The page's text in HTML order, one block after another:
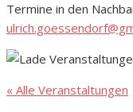
Termine in den
« Alle Veranstaltungen